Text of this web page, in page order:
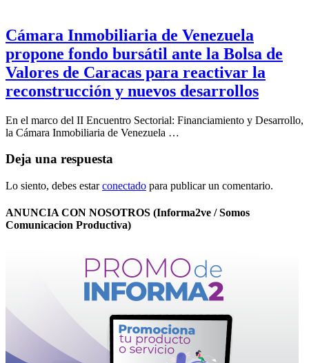
Cámara Inmobiliaria de Venezuela
propone fondo bursátil ante la Bolsa de
Valores de Caracas para reactivar la
reconstrucción y nuevos desarrollos
En el marco del II Encuentro Sectorial: Financiamiento y Desarrollo,
la Cámara Inmobiliaria de Venezuela …
Deja una respuesta
Lo siento, debes estarconectado para publicar un comentario.
ANUNCIA CON NOSOTROS (Informa2ve / Somos
Comunicacion Productiva)